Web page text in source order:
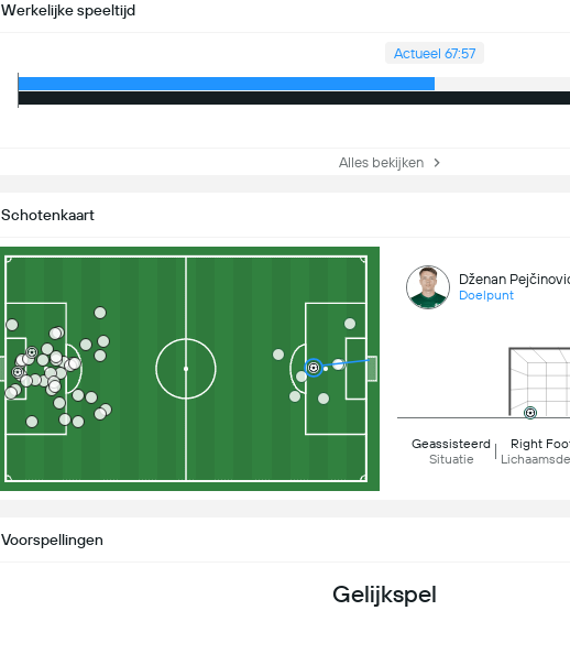
Werkelijke speeltijd
Actueel 67:57
Alles bekijken
Schotenkaart
Dženan
Doelpunt
Geassisteerd
Situatie
Right
Voorspellingen
Gelijkspel